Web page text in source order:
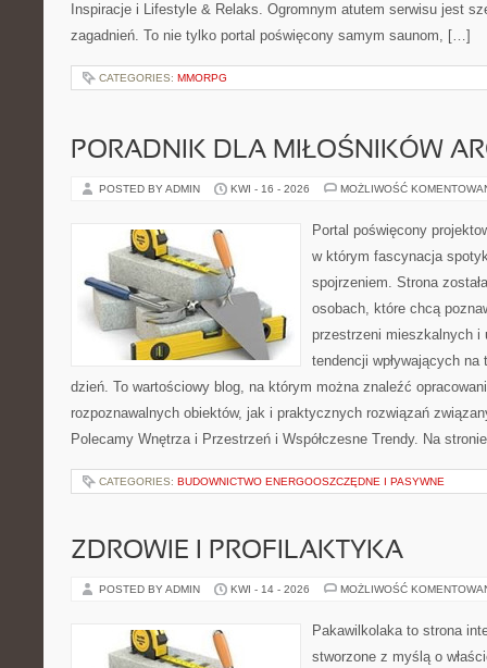
Inspiracje i Lifestyle & Relaks. Ogromnym atutem serwisu jest
zagadnień. To nie tylko portal poświęcony samym saunom, […]
CATEGORIES: MMORPG
PORADNIK DLA MIŁOŚNIKÓW
POSTED BY ADMIN KWI - 16 - 2026 MOŻLIWOŚĆ
Portal poświęcony
w którym fascynacja
spojrzeniem. Strona
osobach, które chcą
przestrzeni mieszkalnych i
tendencji wpływających
dzień. To wartościowy blog, na którym można znaleźć
rozpoznawalnych obiektów, jak i praktycznych rozwiązań
Polecamy Wnętrza i Przestrzeń i Współczesne Trendy. Na
CATEGORIES: BUDOWNICTWO ENERGOOSZCZĘDNE I PASYWNE
ZDROWIE I PROFILAKTYKA
POSTED BY ADMIN KWI - 14 - 2026 MOŻLIWOŚĆ
Pakawilkolaka to strona
stworzone z myślą o